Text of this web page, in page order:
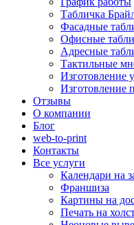
Табличка
Фасадные
Офисные
Адресные
Тактильные
Изготовление
Изготовление
Отзывы
О компании
Блог
web-to-print
Контакты
Все услуги
Календари на
Франшиза
Картины на
Печать на